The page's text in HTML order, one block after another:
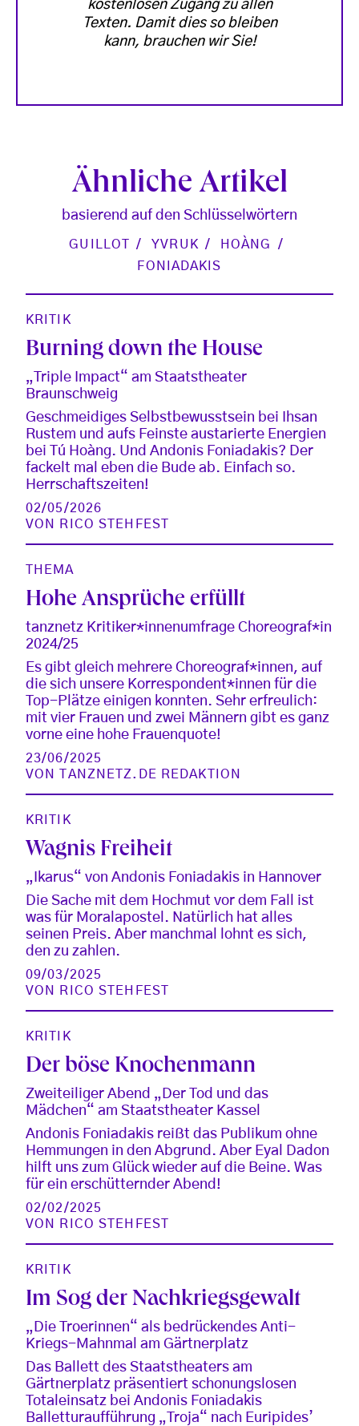
kostenlosen Zugang zu allen
Texten. Damit dies so bleiben
kann, brauchen wir Sie!
Ähnliche Artikel
basierend auf den Schlüsselwörtern
GUILLOT YVRUK
HOÀNG
FONIADAKIS
KRITIK
Burning down the House
„Triple Impact“ am Staatstheater
Braunschweig
Geschmeidiges Selbstbewusstsein bei Ihsan
Rustem und aufs Feinste austarierte Energien
bei Tú Hoàng. Und Andonis Foniadakis? Der
fackelt mal eben die Bude ab. Einfach so.
Herrschaftszeiten!
02/05/2026
VON
RICO STEHFEST
THEMA
Hohe Ansprüche erfüllt
tanznetz Kritiker*innenumfrage Choreograf*in
2024/25
Es gibt gleich mehrere Choreograf*innen, auf
die sich unsere Korrespondent*innen für die
Top-Plätze einigen konnten. Sehr erfreulich:
mit vier Frauen und zwei Männern gibt es ganz
vorne eine hohe Frauenquote!
23/06/2025
VON
TANZNETZ.DE REDAKTION
KRITIK
Wagnis Freiheit
„Ikarus“ von Andonis Foniadakis in Hannover
Die Sache mit dem Hochmut vor dem Fall ist
was für Moralapostel. Natürlich hat alles
seinen Preis. Aber manchmal lohnt es sich,
den zu zahlen.
09/03/2025
VON
RICO STEHFEST
KRITIK
Der böse Knochenmann
Zweiteiliger Abend „Der Tod und das
Mädchen“ am Staatstheater Kassel
Andonis Foniadakis reißt das Publikum ohne
Hemmungen in den Abgrund. Aber Eyal Dadon
hilft uns zum Glück wieder auf die Beine. Was
für ein erschütternder Abend!
02/02/2025
VON
RICO STEHFEST
KRITIK
Im Sog der Nachkriegsgewalt
„Die Troerinnen“ als bedrückendes Anti-
Kriegs-Mahnmal am Gärtnerplatz
Das Ballett des Staatstheaters am
Gärtnerplatz präsentiert schonungslosen
Totaleinsatz bei Andonis Foniadakis
Balletturaufführung „Troja“ nach Euripides’